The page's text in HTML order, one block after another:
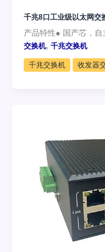
千兆8口工业级以太网交
产品特性● 国产芯，
交换机, 千兆交换机
千兆交换机 收发器